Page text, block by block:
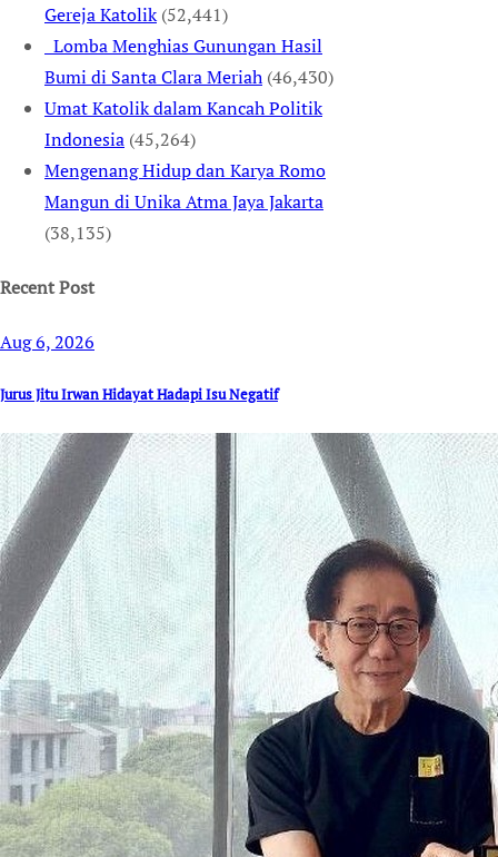
Gereja Katolik (52,441)
Lomba Menghias Gunungan Hasil
Bumi di Santa Clara Meriah (46,430)
Umat Katolik dalam Kancah Politik
Indonesia (45,264)
Mengenang Hidup dan Karya Romo
Mangun di Unika Atma Jaya Jakarta
(38,135)
Recent Post
Aug 6, 2026
Jurus Jitu Irwan Hidayat Hadapi Isu Negatif